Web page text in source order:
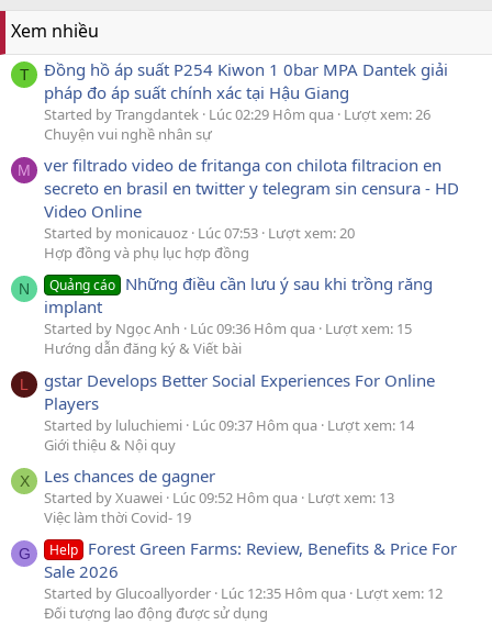
Xem nhiều
T
Đồng hồ áp suất P254 Kiwon 1 0bar MPA Dantek giải
pháp đo áp suất chính xác tại Hậu Giang
Started by Trangdantek Lúc 02:29 Hôm qua Lượt xem: 26
Chuyện vui nghề nhân sự
M
ver filtrado video de fritanga con chilota filtracion en
secreto en brasil en twitter y telegram sin censura - HD
Video Online
Started by monicauoz Lúc 07:53 Lượt xem: 20
Hợp đồng và phụ lục hợp đồng
N Quảng cáo Những điều cần lưu ý sau khi trồng răng
implant
Started by Ngọc Anh Lúc 09:36 Hôm qua Lượt xem: 15
Hướng dẫn đăng ký & Viết bài
L
gstar Develops Better Social Experiences For Online
Players
Started by luluchiemi Lúc 09:37 Hôm qua Lượt xem: 14
Giới thiệu & Nội quy
X Les chances de gagner
Started by Xuawei Lúc 09:52 Hôm qua Lượt xem: 13
Việc làm thời Covid- 19
G Help Forest Green Farms: Review, Benefits & Price For
Sale 2026
Started by Glucoallyorder Lúc 12:35 Hôm qua Lượt xem: 12
Đối tượng lao động được sử dụng